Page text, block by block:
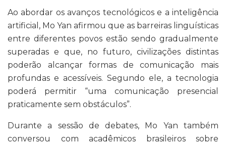
Ao abordar os avanços tecnológicos e a inteligência
artificial, Mo Yan afirmou que as barreiras linguísticas
entre diferentes povos estão sendo gradualmente
superadas e que, no futuro, civilizações distintas
poderão alcançar formas de comunicação mais
profundas e acessíveis. Segundo ele, a tecnologia
poderá permitir “uma comunicação presencial
praticamente sem obstáculos”.
Durante a sessão de debates, Mo Yan também
conversou com acadêmicos brasileiros sobre